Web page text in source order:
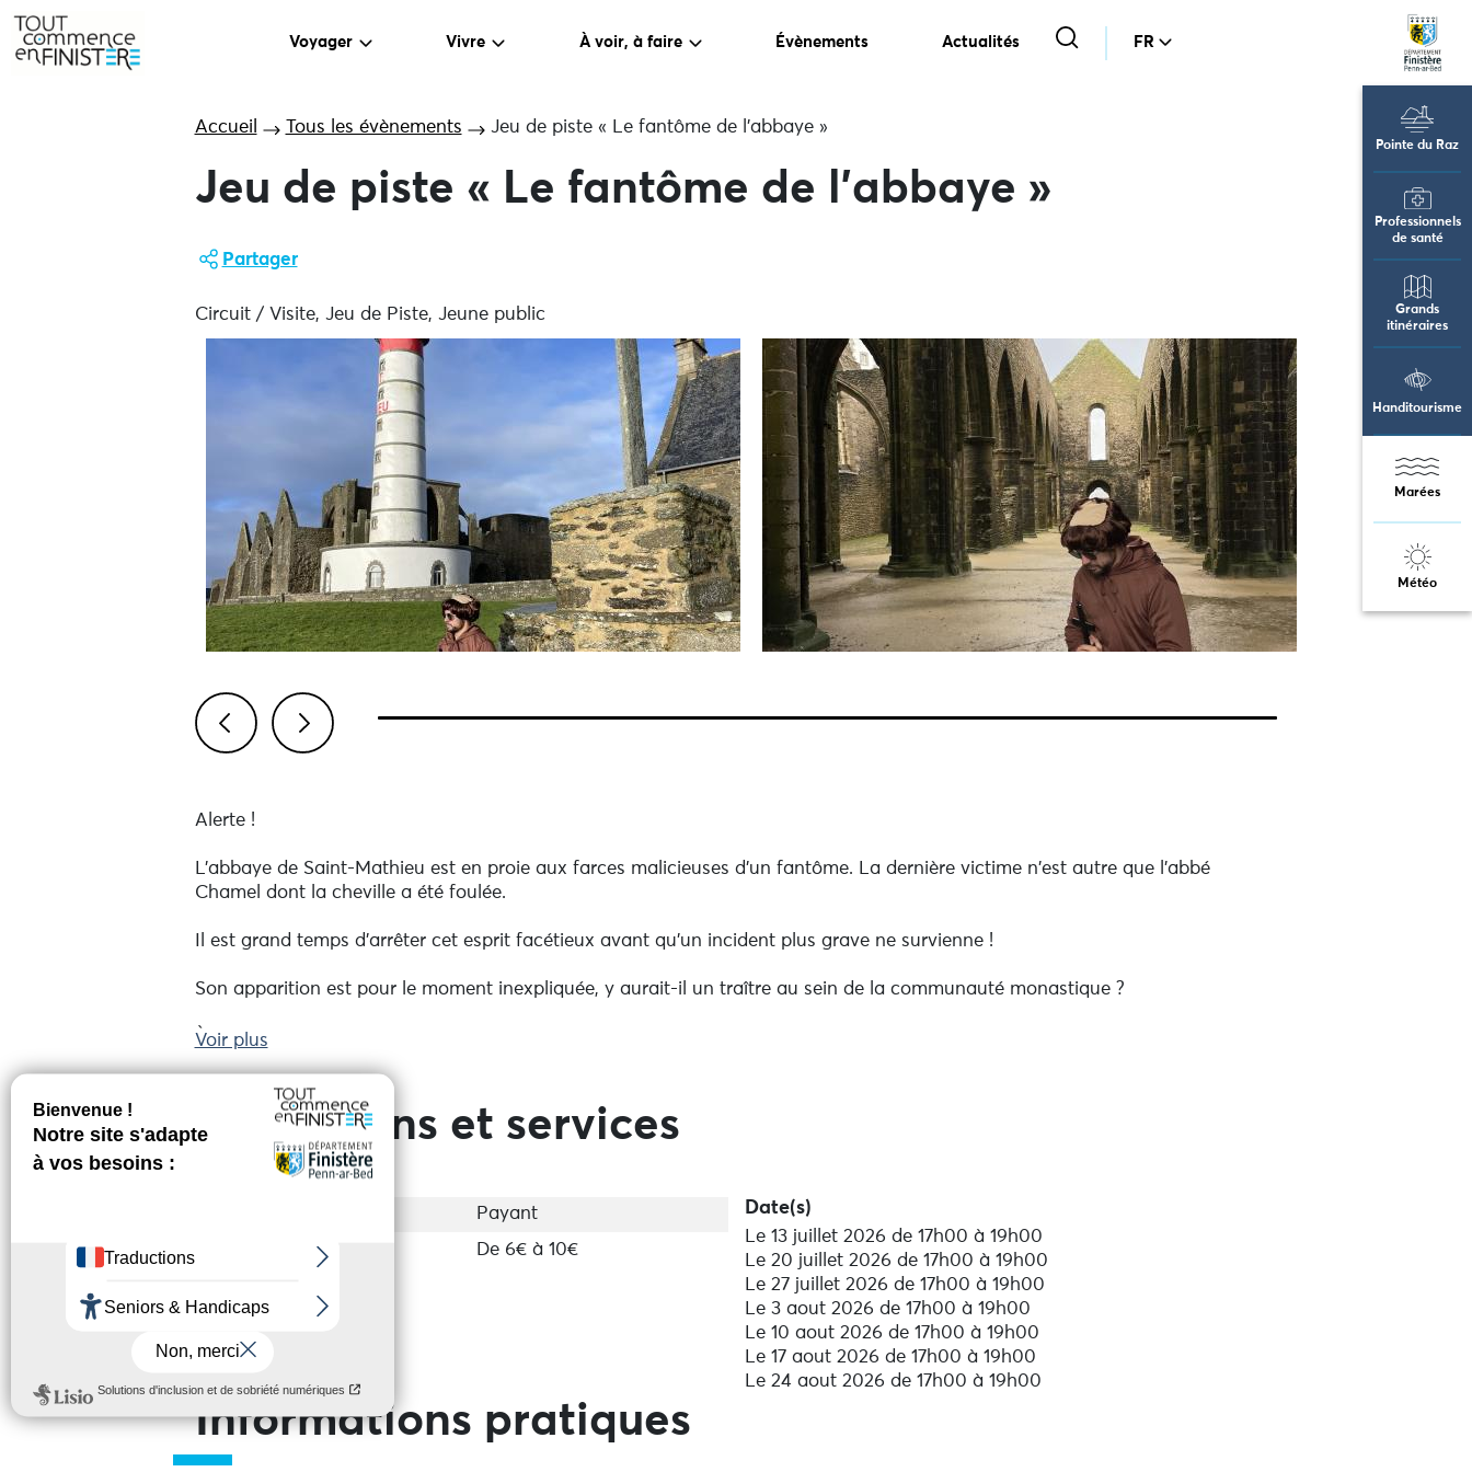
Voyager Vivre À voir, à faire Évènements Actualités FR
Pointe du Raz
Professionnels
de santé
Grands
itinéraires
Handitourisme
Marées
Météo
Accueil Tous les évènements Jeu de piste « Le fantôme de l’abbaye »
Jeu de piste « Le fantôme de l’abbaye »
Partager
Circuit / Visite, Jeu de Piste, Jeune public
Alerte !
L'abbaye de Saint-Mathieu est en proie aux farces malicieuses d'un fantôme. La dernière victime n'est autre que l'abbé
Chamel dont la cheville a été foulée.
Il est grand temps d'arrêter cet esprit facétieux avant qu'un incident plus grave ne survienne !
Son apparition est pour le moment inexpliquée, y aurait-il un traître au sein de la communauté monastique ?
À l'aide du Frère Husse, venez résoudre les énigmes du fantôme, relevez les défis et tentez de le capturer afin de ramener le
calme à l'abbaye.
Sur réservation.
Voir plus
Prestations et services
Payant
De 6€ à 10€
Date(s)
Le 13 juillet 2026 de 17h00 à 19h00
Le 20 juillet 2026 de 17h00 à 19h00
Le 27 juillet 2026 de 17h00 à 19h00
Le 3 aout 2026 de 17h00 à 19h00
Le 10 aout 2026 de 17h00 à 19h00
Le 17 aout 2026 de 17h00 à 19h00
Le 24 aout 2026 de 17h00 à 19h00
Informations pratiques